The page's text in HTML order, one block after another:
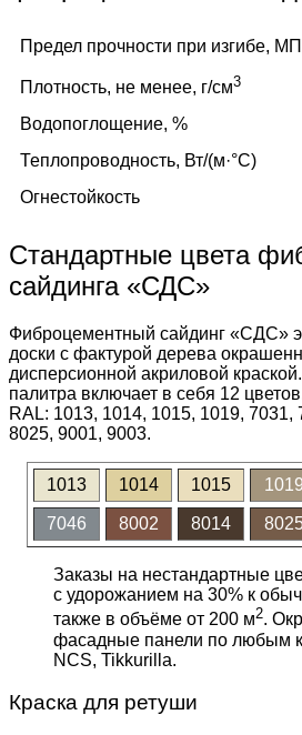
Предел прочности при изгибе,
Плотность, не менее, г/см3
Водопоглощение, %
Теплопроводность, Вт/(м·°C)
Огнестойкость
Стандартные цвета
сайдинга «СДС»
Фиброцементный сайдинг «СДС»
доски с фактурой дерева
дисперсионной акриловой
палитра включает в себя 12
RAL: 1013, 1014, 1015, 1019, 7031,
8025, 9001, 9003.
1013 1014 1015 1019
7046 8002 8014
Заказы на нестандартные
с удорожанием на 30% к
также в объёме от 200 м2.
фасадные панели по любым
NCS, Tikkurilla.
Краска для ретуши